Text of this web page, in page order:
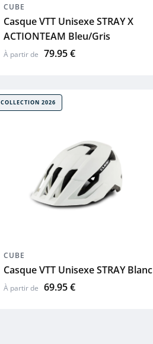
CUBE
Casque VTT Unisexe STRAY X
ACTIONTEAM Bleu/Gris
À partir de 79.95 €
COLLECTION 2026
CUBE
Casque VTT Unisexe STRAY Blanc
À partir de 69.95 €